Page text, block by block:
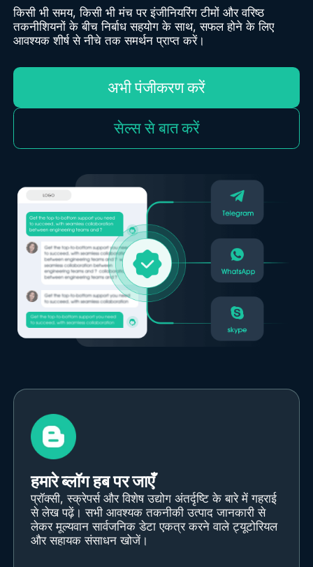
किसी भी समय, किसी भी मंच पर इंजीनियरिंग टीमों और वरिष्ठ
तकनीशियनों के बीच निर्बाध सहयोग के साथ, सफल होने के लिए
आवश्यक शीर्ष से नीचे तक समर्थन प्राप्त करें।
अभी पंजीकरण करें
सेल्स से बात करें
हमारे ब्लॉग हब पर जाएँ
प्रॉक्सी, स्क्रेपर्स और विशेष उद्योग अंतर्दृष्टि के बारे में गहराई
से लेख पढ़ें। सभी आवश्यक तकनीकी उत्पाद जानकारी से
लेकर मूल्यवान सार्वजनिक डेटा एकत्र करने वाले ट्यूटोरियल
और सहायक संसाधन खोजें।